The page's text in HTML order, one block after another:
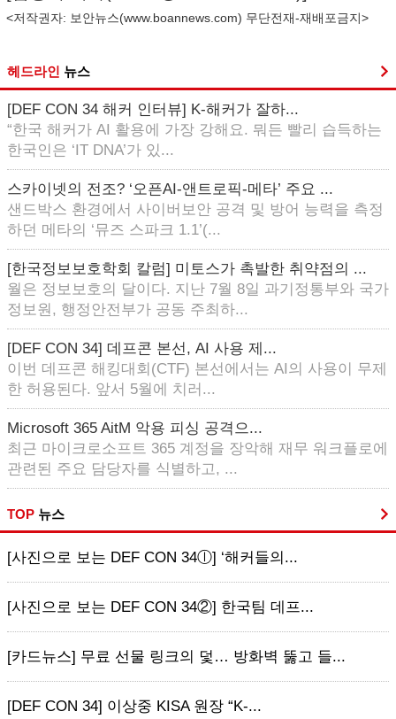
<저작권자: 보안뉴스(www.boannews.com) 무단전재-재배포금지>
헤드라인 뉴스
[DEF CON 34 해커 인터뷰] K-해커가 잘하...
“한국 해커가 AI 활용에 가장 강해요. 뭐든 빨리 습득하는
한국인은 ‘IT DNA’가 있...
스카이넷의 전조? ‘오픈AI-앤트로픽-메타’ 주요 ...
샌드박스 환경에서 사이버보안 공격 및 방어 능력을 측정
하던 메타의 ‘뮤즈 스파크 1.1’(...
[한국정보보호학회 칼럼] 미토스가 촉발한 취약점의 ...
월은 정보보호의 달이다. 지난 7월 8일 과기정통부와 국가
정보원, 행정안전부가 공동 주최하...
[DEF CON 34] 데프콘 본선, AI 사용 제...
이번 데프콘 해킹대회(CTF) 본선에서는 AI의 사용이 무제
한 허용된다. 앞서 5월에 치러...
Microsoft 365 AitM 악용 피싱 공격으...
최근 마이크로소프트 365 계정을 장악해 재무 워크플로에
관련된 주요 담당자를 식별하고, ...
TOP 뉴스
[사진으로 보는 DEF CON 34ⓛ] ‘해커들의...
[사진으로 보는 DEF CON 34②] 한국팀 데프...
[카드뉴스] 무료 선물 링크의 덫… 방화벽 뚫고 들...
[DEF CON 34] 이상중 KISA 원장 “K-...